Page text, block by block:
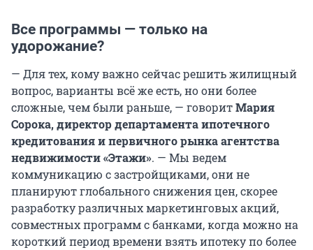
Все программы — только на
удорожание?
— Для тех, кому важно сейчас решить жилищный
вопрос, варианты всё же есть, но они более
сложные, чем были раньше, — говоритМария
Сорока, директор департамента ипотечного
кредитования и первичного рынка агентства
недвижимости «Этажи». — Мы ведем
коммуникацию с застройщиками, они не
планируют глобального снижения цен, скорее
разработку различных маркетинговых акций,
совместных программ с банками, когда можно на
короткий период времени взять ипотеку по более